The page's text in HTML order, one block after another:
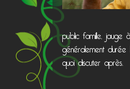
public famille, jauge
généralement
quoi discuter après.